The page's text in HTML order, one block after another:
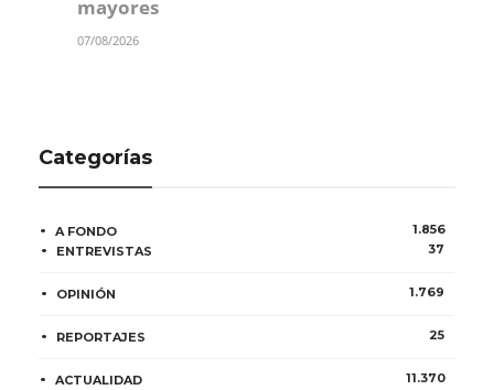
mayores
07/08/2026
Categorías
A FONDO
1.856
ENTREVISTAS
37
OPINIÓN 1.769
REPORTAJES 25
ACTUALIDAD 11.370